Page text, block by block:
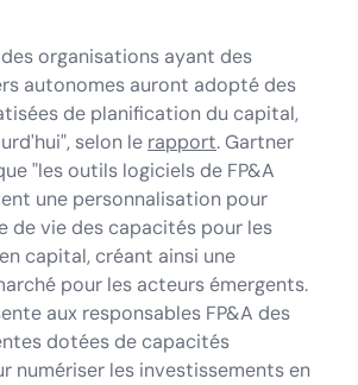
organisations ayant des
autonomes auront adopté des
de planification du capital,
selon le rapport. Gartner
"les outils logiciels de FP&A
une personnalisation pour
de vie des capacités pour les
capital, créant ainsi une
pour les acteurs émergents.
aux responsables FP&A des
dotées de capacités
numériser les investissements en